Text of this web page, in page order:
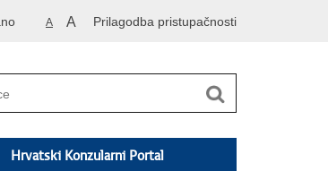
A A Prilagodba pristupačnosti
Hrvatski Konzularni Portal